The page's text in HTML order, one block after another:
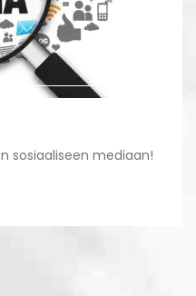
sosiaaliseen mediaan!